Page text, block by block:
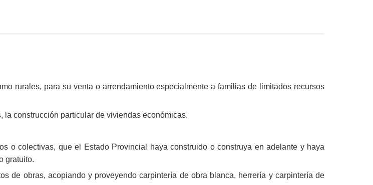
rurales, para su venta o arrendamiento especialmente a familias de limitados recursos
la construcción particular de viviendas económicas.
o colectivas, que el Estado Provincial haya construido o construya en adelante y haya
gratuito.
de obras, acopiando y proveyendo carpintería de obra blanca, herrería y carpintería de